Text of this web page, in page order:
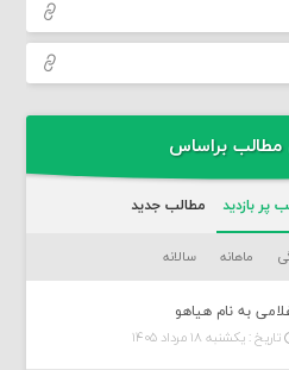
مطالب براساس
پر بازدید مطالب جدید
ماهانه سالانه
به نام هیاهو
تاریخ : یکشنبه ۱۸ مرداد ۱۴۰۵